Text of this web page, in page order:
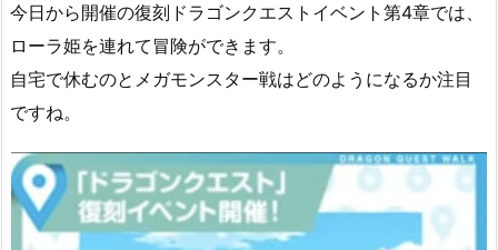
今日から開催の復刻ドラゴンクエストイベント第4章では、
ローラ姫を連れて冒険ができます。
自宅で休むのとメガモンスター戦はどのようになるか注目
ですね。